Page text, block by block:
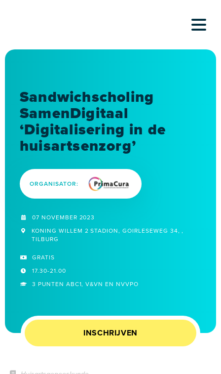
Sandwichscholing
SamenDigitaal
‘Digitalisering in de
huisartsenzorg’
ORGANISATOR:
07 NOVEMBER 2023
KONING WILLEM 2 STADION, GOIRLESEWEG 34, ,
TILBURG
GRATIS
17.30-21.00
3 PUNTEN ABC1, V&VN EN NVVPO
INSCHRIJVEN